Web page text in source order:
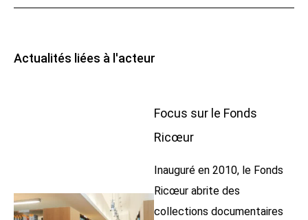
Actualités liées à l'acteur
Focus sur le Fonds
Ricœur
Inauguré en 2010, le Fonds
Ricœur abrite des
collections documentaires